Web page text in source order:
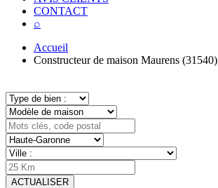
CONTACT
⌕
Accueil
Constructeur de maison Maurens (31540)
ACTUALISER